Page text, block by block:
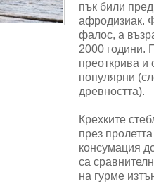
пък били
афродизиак.
фалос, а
2000 години.
преоткрива и
популярни
древността).
Крехките
през
консумация
са
на гурме